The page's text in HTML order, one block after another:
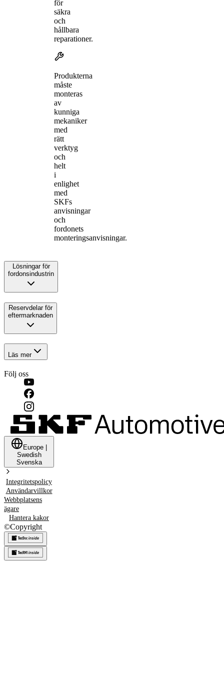
för
säkra
och
hållbara
reparationer.
Produkterna
måste
monteras
av
kunniga
mekaniker
med
rätt
verktyg
och
helt
i
enlighet
med
SKFs
anvisningar
och
fordonets
monteringsanvisningar.
Lösningar för
fordonsindustrin
Reservdelar för
eftermarknaden
Läs mer
Följ oss
Europe
Swedish
Svenska
Integritetspolicy
Användarvillkor
Webbplatsens
ägare
Hantera kakor
©Copyright